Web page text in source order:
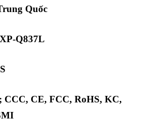
Quốc
XP-Q837L
CCC, CE, FCC, RoHS, KC,